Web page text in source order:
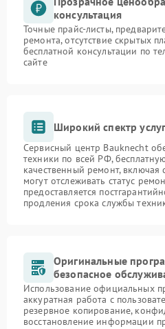
консультация
Точные прайс-листы,
ремонта, отсутствие скрытых
бесплатной консультации по
сайте
Широкий спектр услуг
Сервисный центр Bauknecht
техники по всей РФ,
качественный ремонт,
могут отслеживать статус
предоставляется
продления срока службы
Оригинальные
безопасное
Использование официальных
аккуратная работа с
резервное копирование,
восстановление информации